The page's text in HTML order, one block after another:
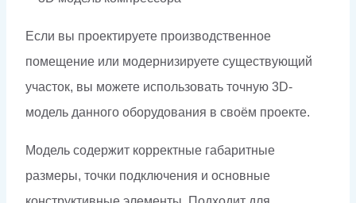
Если вы проектируете производственное
помещение или модернизируете существующий
участок, вы можете использовать точную 3D-
модель данного оборудования в своём проекте.
Модель содержит корректные габаритные
размеры, точки подключения и основные